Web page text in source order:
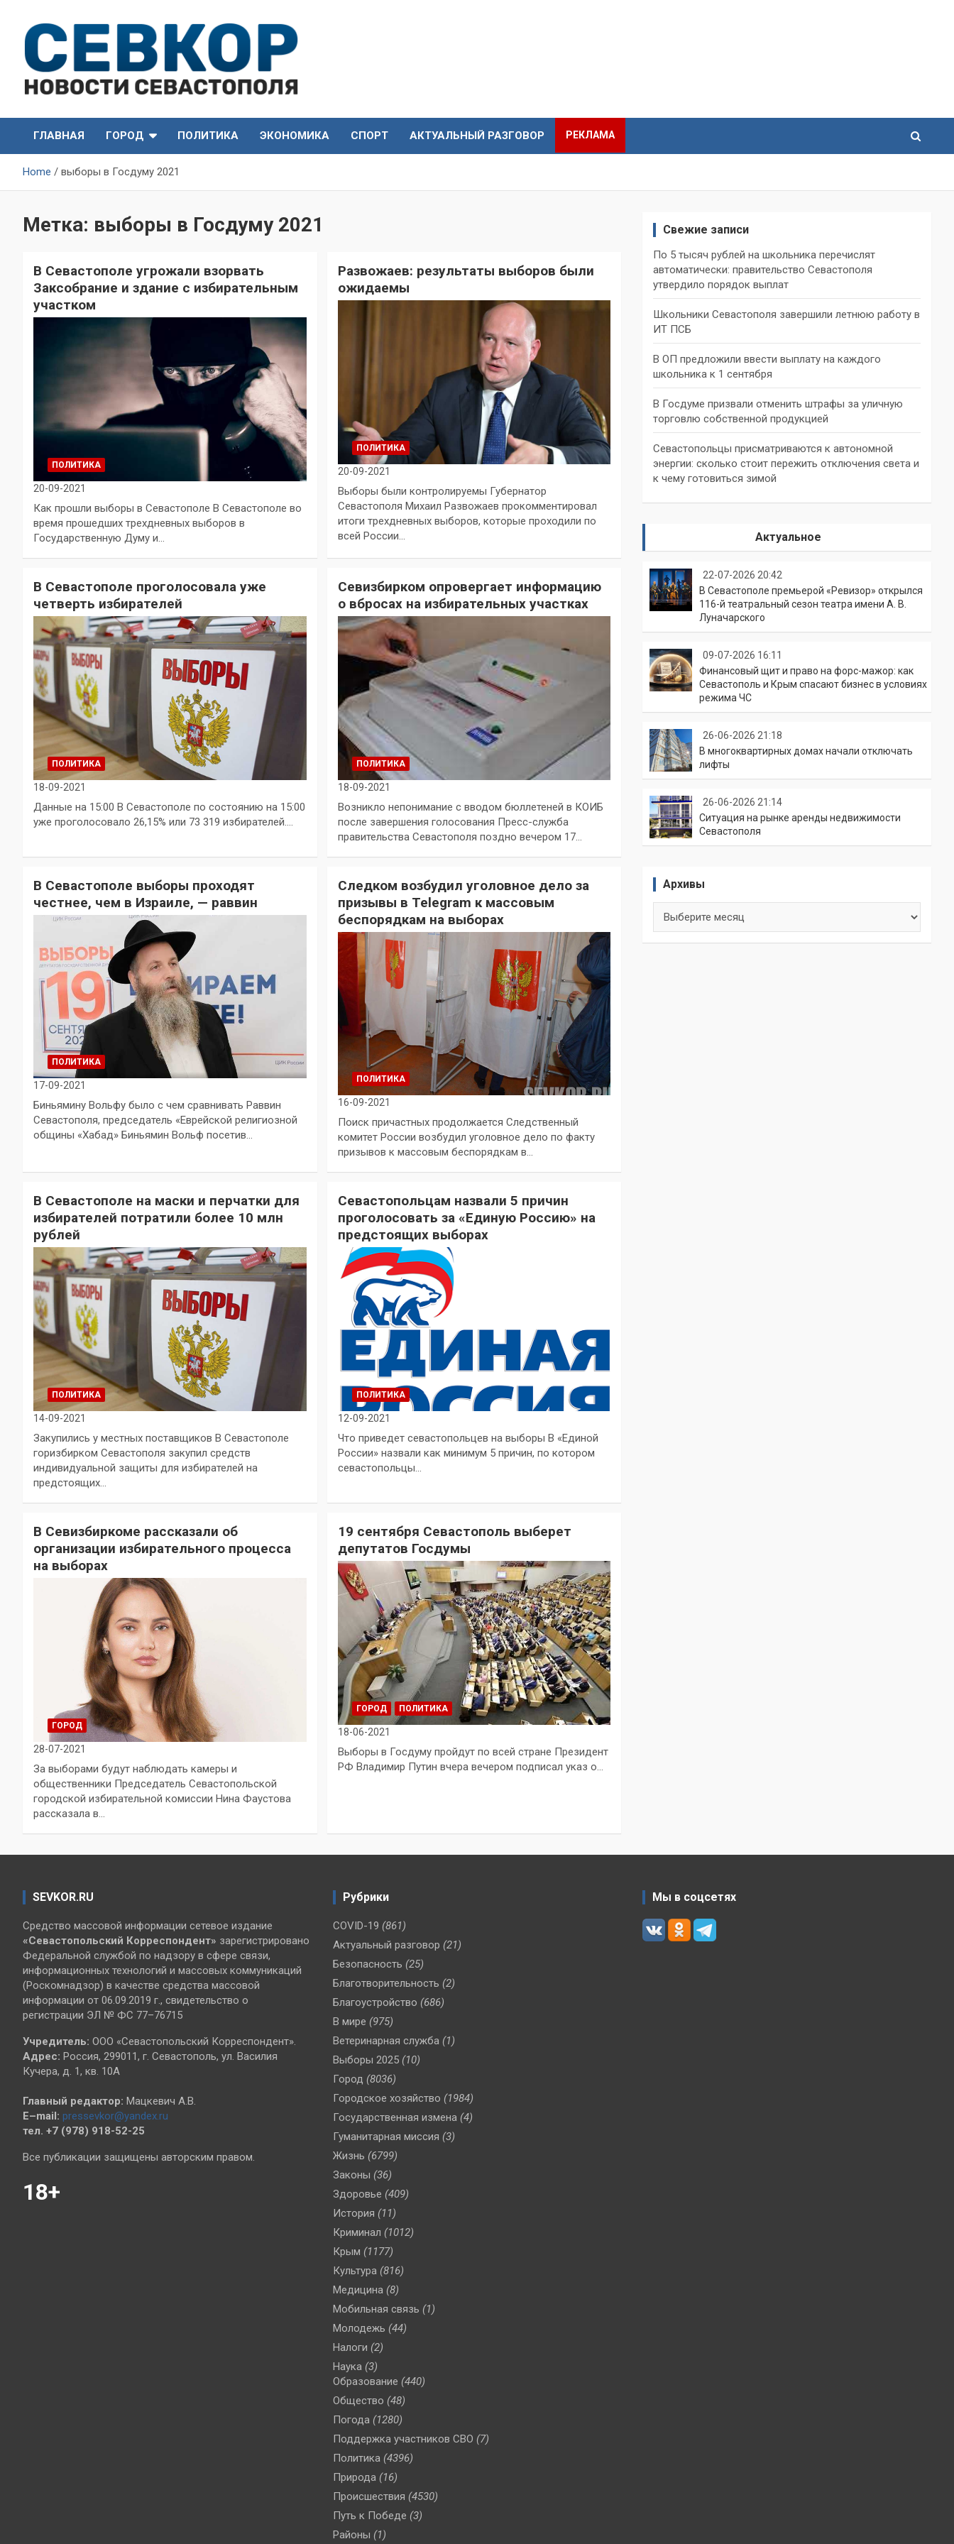
content
СевКор — Новости
Севастополя
Севастополя
ГЛАВНАЯ
ГОРОД ПОЛИТИКА ЭКОНОМИКА СПОРТ АКТУАЛЬНЫЙ РАЗГОВОР РЕКЛАМА
Home выборы в Госдуму 2021
Метка: выборы в Госдуму 2021
В Севастополе угрожали взорвать
Заксобрание и здание с избирательным
участком
ПОЛИТИКА
20-09-2021
Как прошли выборы в Севастополе В Севастополе во
время прошедших трехдневных выборов в
Государственную Думу и…
Развожаев: результаты выборов были
ожидаемы
ПОЛИТИКА
20-09-2021
Выборы были контролируемы Губернатор
Севастополя Михаил Развожаев прокомментировал
итоги трехдневных выборов, которые проходили по
всей России…
В Севастополе проголосовала уже
четверть избирателей
ПОЛИТИКА
18-09-2021
Данные на 15:00 В Севастополе по состоянию на 15:00
уже проголосовало 26,15% или 73 319 избирателей.…
Севизбирком опровергает информацию
о вбросах на избирательных участках
ПОЛИТИКА
18-09-2021
Возникло непонимание с вводом бюллетеней в КОИБ
после завершения голосования Пресс-служба
правительства Севастополя поздно вечером 17…
В Севастополе выборы проходят
честнее, чем в Израиле, — раввин
ПОЛИТИКА
17-09-2021
Биньямину Вольфу было с чем сравнивать Раввин
Севастополя, председатель «Еврейской религиозной
общины «Хабад» Биньямин Вольф посетив…
Следком возбудил уголовное дело за
призывы в Telegram к массовым
беспорядкам на выборах
ПОЛИТИКА
16-09-2021
Поиск причастных продолжается Следственный
комитет России возбудил уголовное дело по факту
призывов к массовым беспорядкам в…
В Севастополе на маски и перчатки для
избирателей потратили более 10 млн
рублей
ПОЛИТИКА
14-09-2021
Закупились у местных поставщиков В Севастополе
горизбирком Севастополя закупил средств
индивидуальной защиты для избирателей на
предстоящих…
Севастопольцам назвали 5 причин
проголосовать за «Единую Россию» на
предстоящих выборах
ПОЛИТИКА
12-09-2021
Что приведет севастопольцев на выборы В «Единой
России» назвали как минимум 5 причин, по котором
севастопольцы…
В Севизбиркоме рассказали об
организации избирательного процесса
на выборах
ГОРОД
28-07-2021
За выборами будут наблюдать камеры и
общественники Председатель Севастопольской
городской избирательной комиссии Нина Фаустова
рассказала в…
19 сентября Севастополь выберет
депутатов Госдумы
ГОРОД ПОЛИТИКА
18-06-2021
Выборы в Госдуму пройдут по всей стране Президент
РФ Владимир Путин вчера вечером подписал указ о…
Свежие записи
По 5 тысяч рублей на школьника перечислят
автоматически: правительство Севастополя
утвердило порядок выплат
Школьники Севастополя завершили летнюю работу в
ИТ ПСБ
В ОП предложили ввести выплату на каждого
школьника к 1 сентября
В Госдуме призвали отменить штрафы за уличную
торговлю собственной продукцией
Севастопольцы присматриваются к автономной
энергии: сколько стоит пережить отключения света и
к чему готовиться зимой
Актуальное
22-07-2026 20:42
В Севастополе премьерой «Ревизор» открылся
116-й театральный сезон театра имени А. В.
Луначарского
09-07-2026 16:11
Финансовый щит и право на форс-мажор: как
Севастополь и Крым спасают бизнес в условиях
режима ЧС
26-06-2026 21:18
В многоквартирных домах начали отключать
лифты
26-06-2026 21:14
Ситуация на рынке аренды недвижимости
Севастополя
Архивы
SEVKOR.RU
Средство массовой информации сетевое издание
«Севастопольский Корреспондент» зарегистрировано
Федеральной службой по надзору в сфере связи,
информационных технологий и массовых коммуникаций
(Роскомнадзор) в качестве средства массовой
информации от 06.09.2019 г., свидетельство о
регистрации ЭЛ № ФС 77–76715
Учредитель: ООО «Севастопольский Корреспондент».
Адрес: Россия, 299011, г. Севастополь, ул. Василия
Кучера, д. 1, кв. 10А
Главный редактор: Мацкевич А.В.
E–mail: pressevkor@yandex.ru
тел. +7 (978) 918-52-25
Все публикации защищены авторским правом.
18+
Рубрики
COVID-19 (861)
Актуальный разговор (21)
Безопасность (25)
Благотворительность (2)
Благоустройство (686)
В мире (975)
Ветеринарная служба (1)
Выборы 2025 (10)
Город (8036)
Городское хозяйство (1984)
Государственная измена (4)
Гуманитарная миссия (3)
Жизнь (6799)
Законы (36)
Здоровье (409)
История (11)
Криминал (1012)
Крым (1177)
Культура (816)
Медицина (8)
Мобильная связь (1)
Молодежь (44)
Налоги (2)
Наука (3)
Образование (440)
Общество (48)
Погода (1280)
Поддержка участников СВО (7)
Политика (4396)
Природа (16)
Происшествия (4530)
Путь к Победе (3)
Районы (1)
Мы в соцсетях